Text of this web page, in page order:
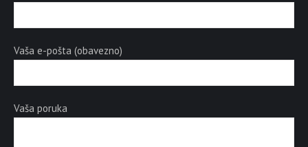
Vaša e-pošta (obavezno)
Vaša poruka